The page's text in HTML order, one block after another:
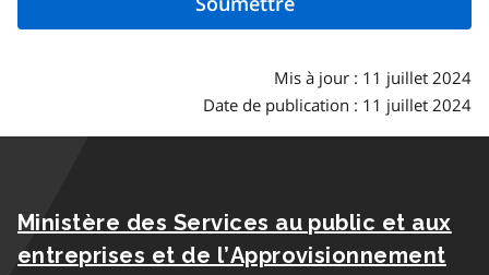
Mis à jour : 11 juillet 2024
Date de publication : 11 juillet 2024
Ministère des Services au public et aux
entreprises et de l’Approvisionnement